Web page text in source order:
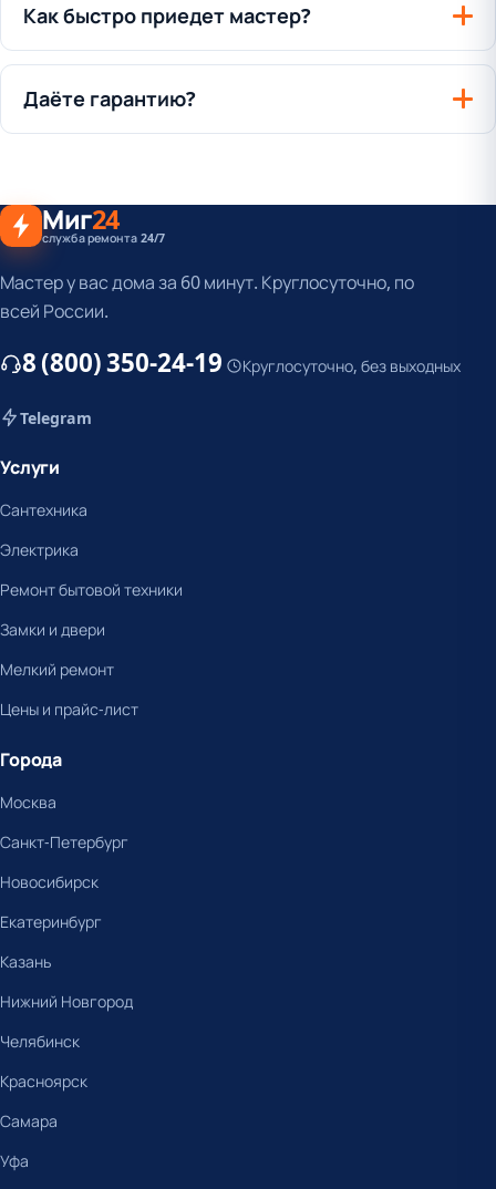
Как быстро приедет мастер?
Даёте гарантию?
Миг24
служба ремонта 24/7
Мастер у вас дома за 60 минут. Круглосуточно, по
всей России.
8 (800) 350-24-19 Круглосуточно, без выходных
Telegram
Услуги
Сантехника
Электрика
Ремонт бытовой техники
Замки и двери
Мелкий ремонт
Цены и прайс-лист
Города
Москва
Санкт-Петербург
Новосибирск
Екатеринбург
Казань
Нижний Новгород
Челябинск
Красноярск
Самара
Уфа